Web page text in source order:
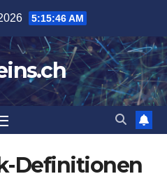
5:15:47 AM
Definitionen